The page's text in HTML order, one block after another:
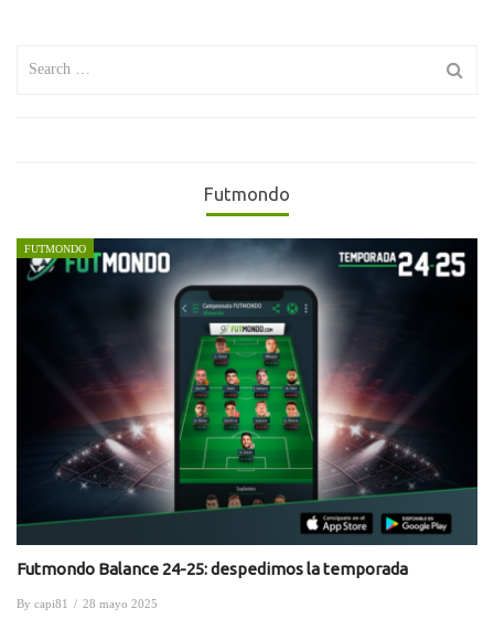
Futmondo
FUTMONDO
Futmondo Balance 24-25: despedimos la temporada
By capi81 / 28 mayo 2025